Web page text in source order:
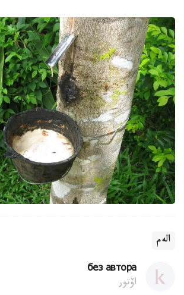
الەم
без автора
اۆتور